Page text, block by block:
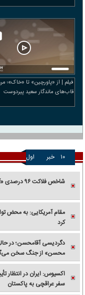
فیلم | از «پاورچین» تا «خاک»؛
قاب‌های ماندگار سعید پیردوست
۱۰ خبر اول
شاخص فلاکت ۹۶ درصدی «آتش زیر خاکستر» است
مقام آمریکایی: به محض
کرد
دگردیسی آقامحسن؛ در
محسن» از جنگ سخن
اکسیوس: ایران در انتظار
سفر عراقچی به پاکستان